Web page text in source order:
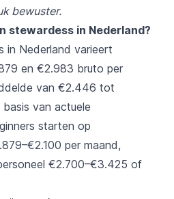
bewuster.
stewardess in Nederland?
in Nederland varieert
en €2.983 bruto per
van €2.446 tot
van actuele
starten op
per maand,
€2.700–€3.425 of